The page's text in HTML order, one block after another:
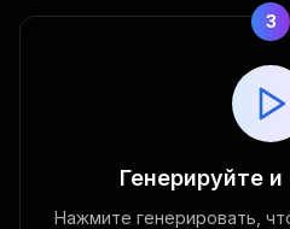
3
Генерируйте
Нажмите генерировать,